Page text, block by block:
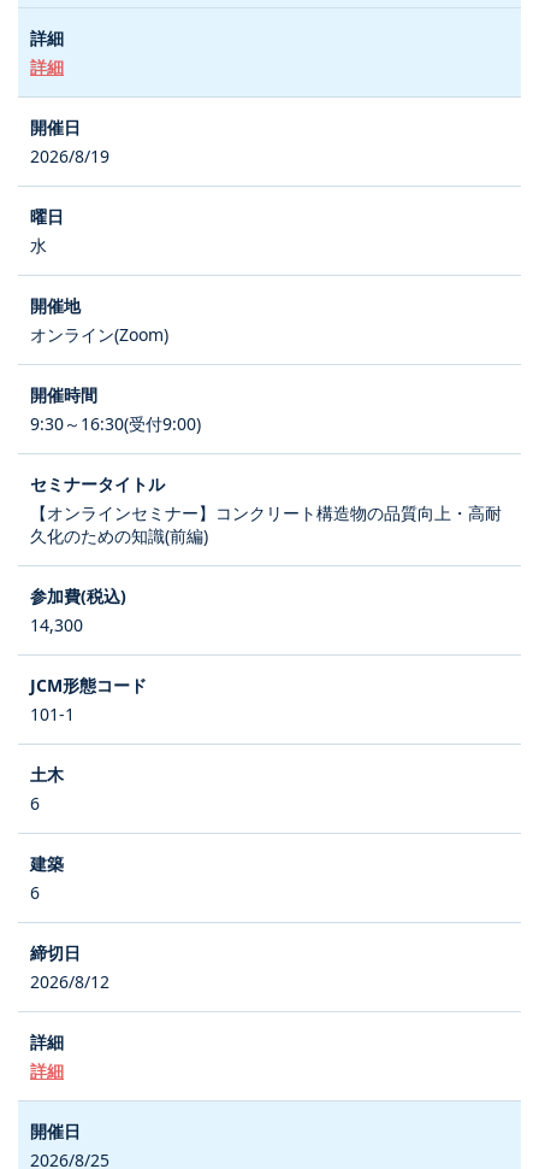
詳細
2026/8/19
水
オンライン(Zoom)
9:30～16:30(受付9:00)
【オンラインセミナー】コンクリート構造物の品質向上・高耐
久化のための知識(前編)
14,300
101-1
6
6
2026/8/12
詳細
2026/8/25